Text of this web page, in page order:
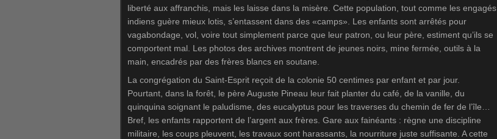
liberté aux affranchis, mais les laisse dans la misère. Cette population, tout comme les engagés
indiens guère mieux lotis, s’entassent dans des «camps». Les enfants sont arrêtés pour
vagabondage, vol, voire tout simplement parce que leur patron, ou leur père, estiment qu’ils se
comportent mal. Les photos des archives montrent de jeunes noirs, mine fermée, outils à la
main, encadrés par des frères blancs en soutane.
La congrégation du Saint-Esprit reçoit de la colonie 50 centimes par enfant et par jour.
Pourtant, dans la forêt, le père Auguste Pineau leur fait planter du café, de la vanille, du
quinquina soignant le paludisme, des eucalyptus pour les traverses du chemin de fer de l’île…
Bref, les enfants rapportent de l’argent aux frères. Gare aux fainéants : règne une discipline
militaire, les coups pleuvent, les travaux sont harassants, la nourriture juste suffisante. A cette